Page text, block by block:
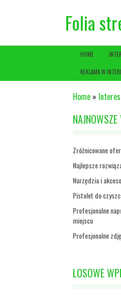
Folia
HOME
REKLAMA W
Home » Interes
Zróżnicowane
Najlepsze
Narzędzia i
Pistolet do
Profesjonalne
miejscu
Profesjonalne
LOSOWE